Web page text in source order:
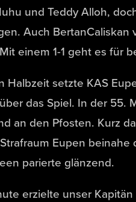
und Teddy Alloh,
Auch BertanCaliskan
einem 1-1 geht es für
Halbzeit setzte KAS
das Spiel. In der 55.
an den Pfosten. Kurz
Eupen
parierte glänzend.
erzielte unser